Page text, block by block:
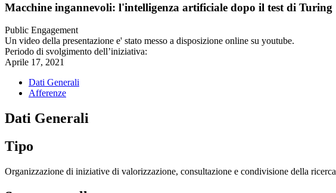
Macchine ingannevoli: l'intelligenza artificiale dopo il test di Turing
Public Engagement
Un video della presentazione e' stato messo a disposizione online su youtube.
Periodo di svolgimento dell’iniziativa:
Aprile 17, 2021
Dati Generali
Afferenze
Dati Generali
Tipo
Organizzazione di iniziative di valorizzazione, consultazione e condivisione della ricerca